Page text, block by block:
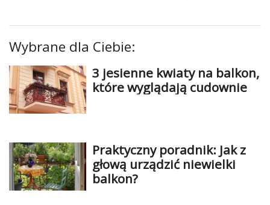
Wybrane dla Ciebie:
3 jesienne kwiaty na balkon,
które wyglądają cudownie
Praktyczny poradnik: Jak z
głową urządzić niewielki
balkon?